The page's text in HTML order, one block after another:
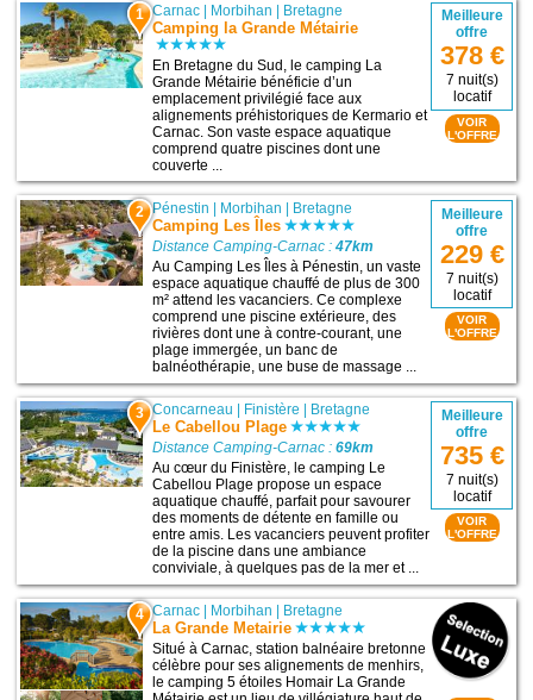
1 Carnac | Morbihan | Bretagne
Camping la Grande Métairie
En Bretagne du Sud, le camping La
Grande Métairie bénéficie d’un
emplacement privilégié face aux
alignements préhistoriques de Kermario et
Carnac. Son vaste espace aquatique
comprend quatre piscines dont une
couverte ...
Meilleure
offre
378 €
7 nuit(s)
locatif
VOIR
L'OFFRE
2 Pénestin Morbihan Bretagne
Camping Les Îles
Distance Camping-Carnac :47km
Au Camping Les Îles à Pénestin, un vaste
espace aquatique chauffé de plus de 300
m² attend les vacanciers. Ce complexe
comprend une piscine extérieure, des
rivières dont une à contre-courant, une
plage immergée, un banc de
balnéothérapie, une buse de massage ...
Meilleure
offre
229 €
7 nuit(s)
locatif
VOIR
L'OFFRE
3 Concarneau Finistère Bretagne
Le Cabellou Plage
Distance Camping-Carnac :69km
Au cœur du Finistère, le camping Le
Cabellou Plage propose un espace
aquatique chauffé, parfait pour savourer
des moments de détente en famille ou
entre amis. Les vacanciers peuvent profiter
de la piscine dans une ambiance
conviviale, à quelques pas de la mer et ...
Meilleure
offre
735 €
7 nuit(s)
locatif
VOIR
L'OFFRE
4 Carnac Morbihan Bretagne
La Grande Metairie
Situé à Carnac, station balnéaire bretonne
célèbre pour ses alignements de menhirs,
le camping 5 étoiles Homair La Grande